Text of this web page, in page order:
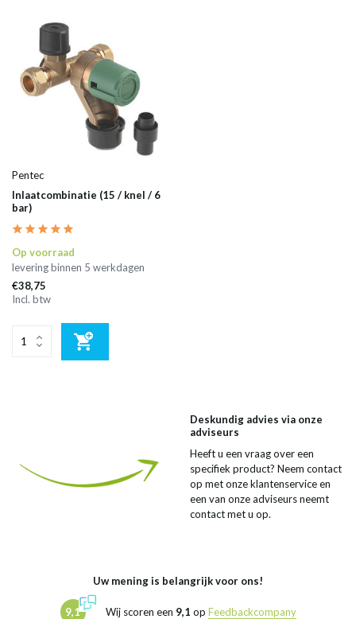
Pentec
Inlaatcombinatie (15 / knel / 6
bar)
Op voorraad
levering binnen 5 werkdagen
€38,75
Incl. btw
Deskundig advies via onze
adviseurs
Heeft u een vraag over een
specifiek product? Neem contact
op met onze klantenservice en
een van onze adviseurs neemt
contact met u op.
Uw mening is belangrijk voor ons!
9,1 Wij scoren een 9,1 op Feedbackcompany